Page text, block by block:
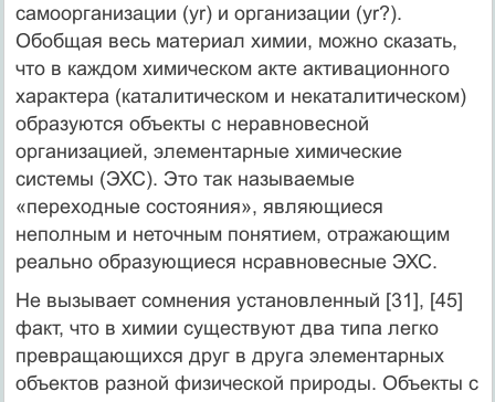
самоорганизации (yr­) и организации (yr?).
Обобщая весь материал химии, можно сказать,
что в каждом химическом акте активационного
характера (каталитическом и некаталитическом)
образуются объекты с неравновесной
организацией, элементарные химические
системы (ЭХС). Это так называемые
«переходные состояния», являющиеся
неполным и неточным понятием, отражающим
реально образующиеся нсравновесные ЭХС.
Не вызывает сомнения установленный [31], [45]
факт, что в химии существуют два типа легко
превращающихся друг в друга элементарных
объектов разной физической природы. Объекты с